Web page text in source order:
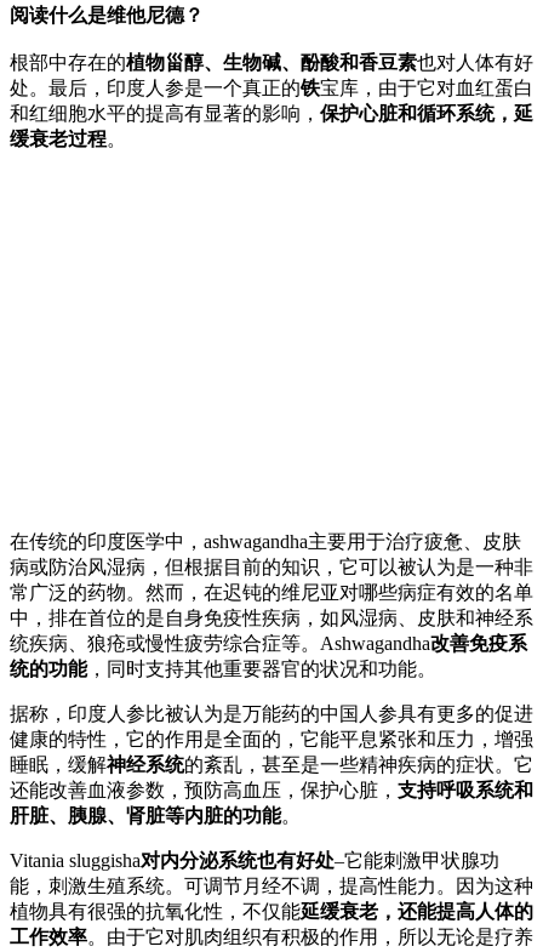
阅读什么是维他尼德？
根部中存在的植物甾醇、生物碱、酚酸和香豆素也对人体有好
处。最后，印度人参是一个真正的铁宝库，由于它对血红蛋白
和红细胞水平的提高有显著的影响， 保护心脏和循环系统，延
缓衰老过程。
在传统的印度医学中，ashwagandha主要用于治疗疲惫、皮肤
病或防治风湿病，但根据目前的知识，它可以被认为是一种非
常广泛的药物。然而，在迟钝的维尼亚对哪些病症有效的名单
中，排在首位的是自身免疫性疾病，如风湿病、皮肤和神经系
统疾病、狼疮或慢性疲劳综合症等。Ashwagandha改善免疫系
统的功能，同时支持其他重要器官的状况和功能。
据称，印度人参比被认为是万能药的中国人参具有更多的促进
健康的特性，它的作用是全面的，它能平息紧张和压力，增强
睡眠，缓解神经系统的紊乱，甚至是一些精神疾病的症状。它
还能改善血液参数，预防高血压，保护心脏， 支持呼吸系统和
肝脏、胰腺、肾脏等内脏的功能。
Vitania sluggisha对内分泌系统也有好处–它能刺激甲状腺功
能，刺激生殖系统。可调节月经不调，提高性能力。因为这种
植物具有很强的抗氧化性，不仅能延缓衰老，还能提高人体的
工作效率。由于它对肌肉组织有积极的作用，所以无论是疗养